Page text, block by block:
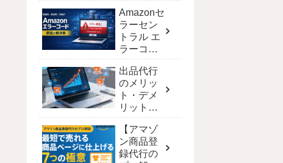
する戦略
Amazonセ
ラーセン
トラル エ
ラーコー
略！解決
策と一覧
【保存
版】
出品代行
のメリッ
ト・デメ
リット｜
別の費用
と選び方
【アマゾ
ン商品登
録代行の